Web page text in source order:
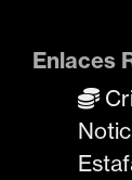
Enlaces